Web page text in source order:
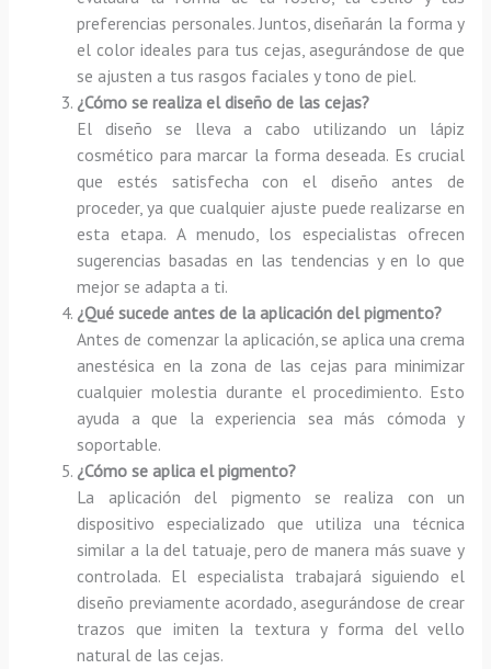
preferencias personales. Juntos, diseñarán la forma y
el color ideales para tus cejas, asegurándose de que
se ajusten a tus rasgos faciales y tono de piel.
¿Cómo se realiza el diseño de las cejas?
El diseño se lleva a cabo utilizando un lápiz
cosmético para marcar la forma deseada. Es crucial
que estés satisfecha con el diseño antes de
proceder, ya que cualquier ajuste puede realizarse en
esta etapa. A menudo, los especialistas ofrecen
sugerencias basadas en las tendencias y en lo que
mejor se adapta a ti.
¿Qué sucede antes de la aplicación del pigmento?
Antes de comenzar la aplicación, se aplica una crema
anestésica en la zona de las cejas para minimizar
cualquier molestia durante el procedimiento. Esto
ayuda a que la experiencia sea más cómoda y
soportable.
¿Cómo se aplica el pigmento?
La aplicación del pigmento se realiza con un
dispositivo especializado que utiliza una técnica
similar a la del tatuaje, pero de manera más suave y
controlada. El especialista trabajará siguiendo el
diseño previamente acordado, asegurándose de crear
trazos que imiten la textura y forma del vello
natural de las cejas.